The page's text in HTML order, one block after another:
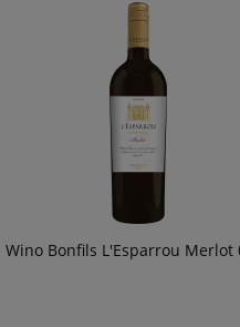
Wino Bonfils L'Esparrou Merlot